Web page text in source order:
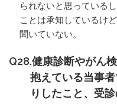
られないと思っている
ことは承知しているけ
聞いていない。
Q28.健康診断やがん
抱えている当事
りしたこと、受